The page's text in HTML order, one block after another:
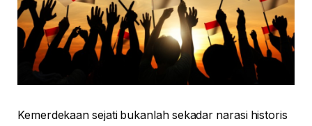
Kemerdekaan sejati bukanlah sekadar narasi historis